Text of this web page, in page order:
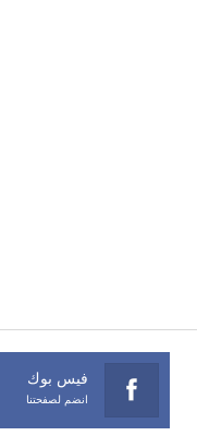
فيس بوك
انضم لصفحتنا